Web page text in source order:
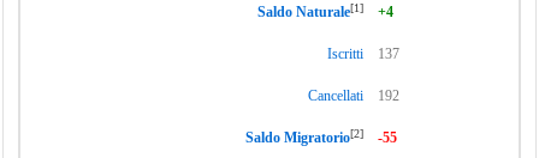
Saldo Naturale[1] +4
Iscritti 137
Cancellati 192
Saldo Migratorio[2] -55